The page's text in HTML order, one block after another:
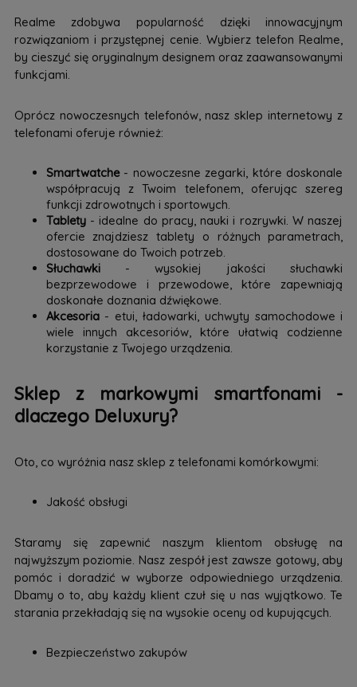
Realme zdobywa popularność dzięki innowacyjnym
rozwiązaniom i przystępnej cenie. Wybierz telefon Realme,
by cieszyć się oryginalnym designem oraz zaawansowanymi
funkcjami.
Oprócz nowoczesnych telefonów, nasz sklep internetowy z
telefonami oferuje również:
Smartwatche- nowoczesne zegarki, które doskonale
współpracują z Twoim telefonem, oferując szereg
funkcji zdrowotnych i sportowych.
Tablety- idealne do pracy, nauki i rozrywki. W naszej
ofercie znajdziesz tablety o różnych parametrach,
dostosowane do Twoich potrzeb.
Słuchawki- wysokiej jakości słuchawki
bezprzewodowe i przewodowe, które zapewniają
doskonałe doznania dźwiękowe.
Akcesoria- etui, ładowarki, uchwyty samochodowe i
wiele innych akcesoriów, które ułatwią codzienne
korzystanie z Twojego urządzenia.
Sklep z markowymi smartfonami -
dlaczego Deluxury?
Oto, co wyróżnia nasz sklep z telefonami komórkowymi:
Jakość obsługi
Staramy się zapewnić naszym klientom obsługę na
najwyższym poziomie. Nasz zespół jest zawsze gotowy, aby
pomóc i doradzić w wyborze odpowiedniego urządzenia.
Dbamy o to, aby każdy klient czuł się u nas wyjątkowo. Te
starania przekładają się na wysokie oceny od kupujących.
Bezpieczeństwo zakupów